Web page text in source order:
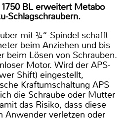
BL erweitert Metabo
Schlagschraubern.
mit ¾“-Spindel schafft
beim Anziehen und bis
beim Lösen von Schrauben.
Motor. Wird der APS-
Shift) eingestellt,
Kraftumschaltung APS
die Schraube oder Mutter
das Risiko, dass diese
Anwender verletzen oder